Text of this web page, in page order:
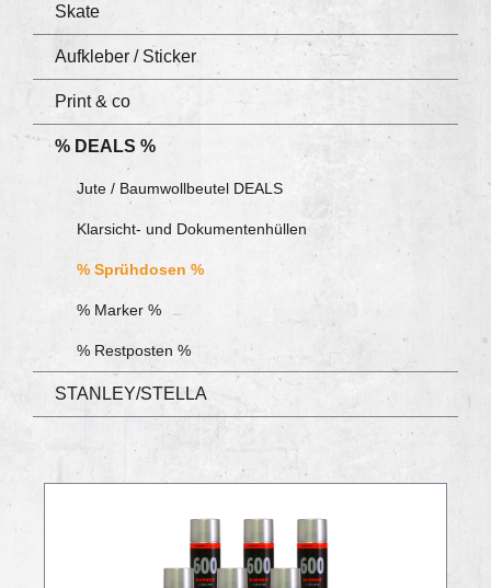
Skate
Aufkleber / Sticker
Print & co
% DEALS %
Jute / Baumwollbeutel DEALS
Klarsicht- und Dokumentenhüllen
% Sprühdosen %
% Marker %
% Restposten %
STANLEY/STELLA